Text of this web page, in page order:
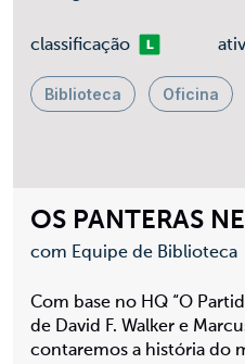
OS PANTERAS
com Equipe de Biblioteca
Com base no HQ “O
de David F. Walker e
contaremos a história do
classificaçãoLivre
Biblioteca Oficina